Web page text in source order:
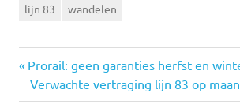
lijn 83 wandelen
Bericht
Vorige
bericht:
Prorail: geen garanties herfst en
Volgende
bericht:
Verwachte vertraging lijn 83 op